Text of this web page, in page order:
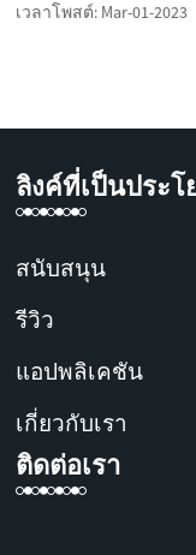
เวลาโพสต์: Mar-01-2023
ลิงค์ที่เป็นประ
สนับสนุน
รีวิว
แอปพลิเคชัน
เกี่ยวกับเรา
ติดต่อเรา